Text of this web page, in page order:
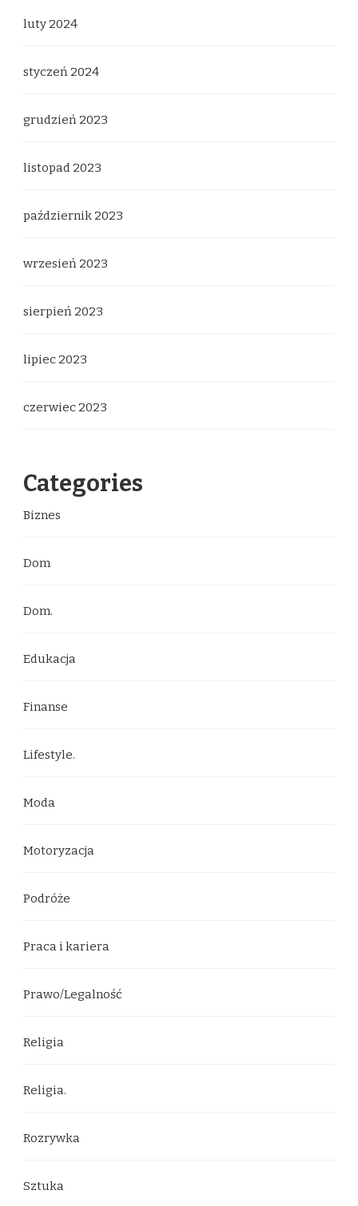
luty 2024
styczeń 2024
grudzień 2023
listopad 2023
październik 2023
wrzesień 2023
sierpień 2023
lipiec 2023
czerwiec 2023
Categories
Biznes
Dom
Dom.
Edukacja
Finanse
Lifestyle.
Moda
Motoryzacja
Podróże
Praca i kariera
Prawo/Legalność
Religia
Religia.
Rozrywka
Sztuka